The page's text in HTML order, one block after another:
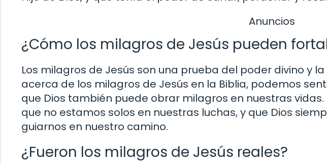
Anuncios
¿Cómo los milagros de Jesús pueden
Los milagros de Jesús son una prueba del poder divino y
acerca de los milagros de Jesús en la Biblia, podemos
que Dios también puede obrar milagros en nuestras
que no estamos solos en nuestras luchas, y que Dios
guiarnos en nuestro camino.
¿Fueron los milagros de Jesús reales?